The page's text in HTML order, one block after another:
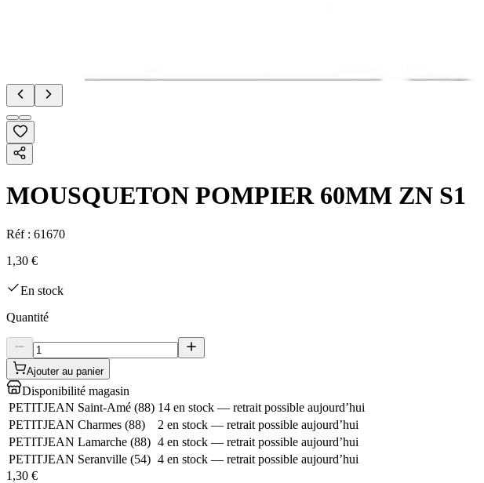
MOUSQUETON POMPIER 60MM ZN S1
Réf : 61670
1,30 €
En stock
Quantité
Ajouter au panier
Disponibilité magasin
PETITJEAN Saint-Amé (88) 14 en stock — retrait possible aujourd’hui
PETITJEAN Charmes (88)
2 en stock — retrait possible aujourd’hui
PETITJEAN Lamarche (88) 4 en stock — retrait possible aujourd’hui
PETITJEAN Seranville (54) 4 en stock — retrait possible aujourd’hui
1,30 €